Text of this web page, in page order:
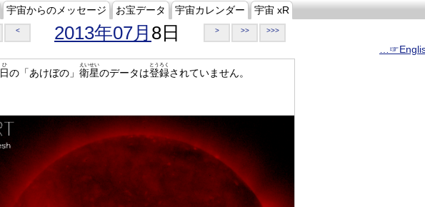
宇宙からのメッセージ お宝データ 宇宙カレンダー 宇宙 xR
< 2013年07月 8日 > >> >>>
日
ひ
の「あけぼの」 衛星
えいせい
のデータは登録
とうろく
されていません。